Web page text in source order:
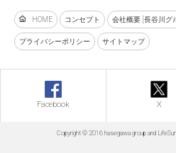
HOME コンセプト 会社概要 [長谷川グ
プライバシーポリシー サイトマップ
Facebook X
Copyright © 2016 hasegawa group and